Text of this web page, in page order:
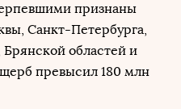
признаны
Санкт-Петербурга,
областей и
превысил 180 млн